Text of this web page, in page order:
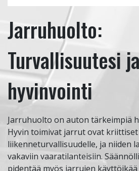
Jarruhuolto:
Turvallisuutesi
hyvinvointi
Jarruhuolto on auton tärkeimpiä
Hyvin toimivat jarrut ovat kriittiset
liikenneturvallisuudelle, ja niiden
vakaviin vaaratilanteisiin.
pidentää myös jarrujen